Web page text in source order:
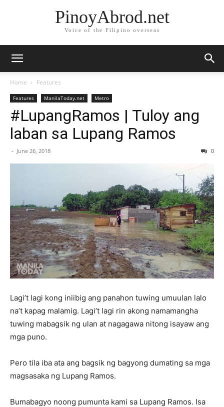
PinoyAbrod.net
Voice of the Filipino overseas
Home Features
Features ManilaToday.net Metro
#LupangRamos | Tuloy ang
laban sa Lupang Ramos
- June 26, 2018 0
Lagi’t lagi kong iniibig ang panahon tuwing umuulan lalo
na’t kapag malamig. Lagi’t lagi rin akong namamangha
tuwing mabagsik ng ulan at nagagawa nitong isayaw ang
mga puno.
Pero tila iba ata ang bagsik ng bagyong dumating sa mga
magsasaka ng Lupang Ramos.
Bumabagyo noong pumunta kami sa Lupang Ramos. Isa